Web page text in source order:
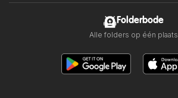
Folderbode
Alle folders op één plaats